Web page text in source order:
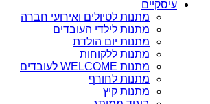
עיסקיים
מתנות לטיולים ואירועי חברה
מתנות לילדי העובדים
מתנות יום הולדת
מתנות ללקוחות
מתנות WELCOME לעובדים
מתנות לחורף
מתנות קיץ